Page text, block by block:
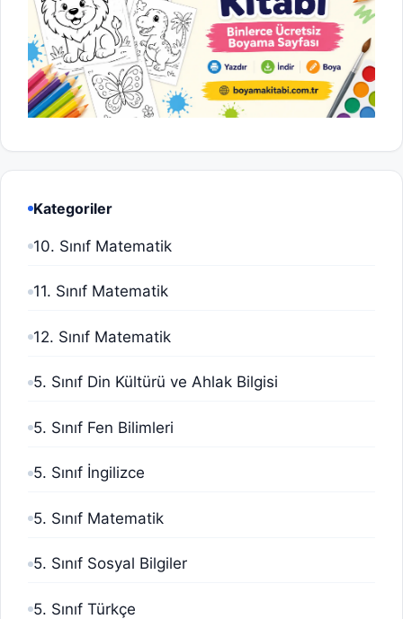
Kategoriler
10. Sınıf Matematik
11. Sınıf Matematik
12. Sınıf Matematik
5. Sınıf Din Kültürü ve Ahlak Bilgisi
5. Sınıf Fen Bilimleri
5. Sınıf İngilizce
5. Sınıf Matematik
5. Sınıf Sosyal Bilgiler
5. Sınıf Türkçe